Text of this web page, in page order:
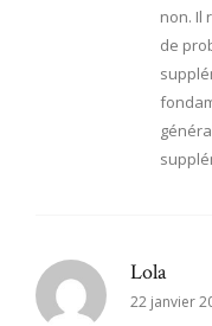
non. Il
de
Lola
22 janvier